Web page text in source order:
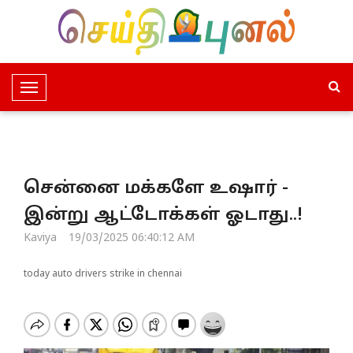
T
o
e
N
a
v
g
t
i
சென்னை மக்களே உஷார் -
இன்று ஆட்டோக்கள் ஓடாது..!
Kaviya 19/03/2025 06:40:12 AM
today auto drivers strike in chennai